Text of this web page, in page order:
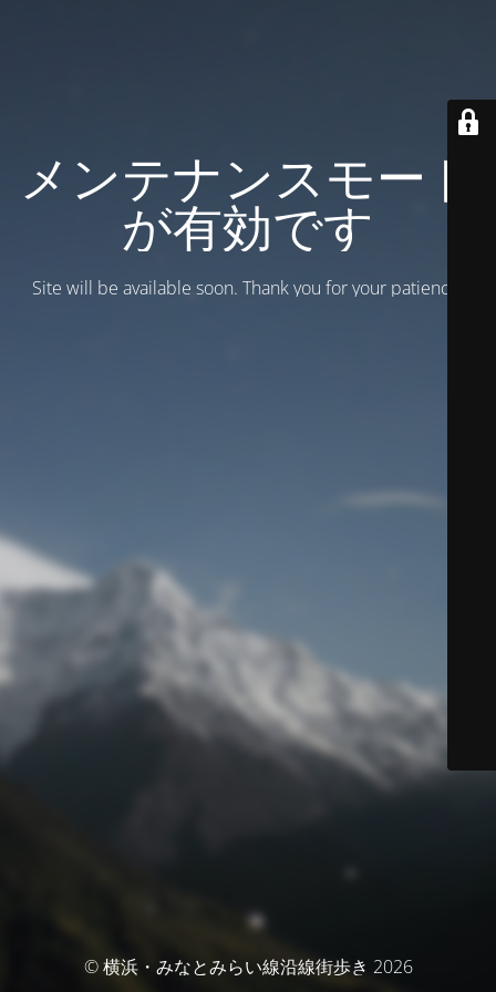
メンテナンスモード
が有効です
Site will be available soon. Thank you for your patience!
© 横浜・みなとみらい線沿線街歩き 2026